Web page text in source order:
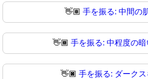
👋🏽 手を振る: 中間の
👋🏾 手を振る: 中程度の
👋🏿 手を振る: ダークス